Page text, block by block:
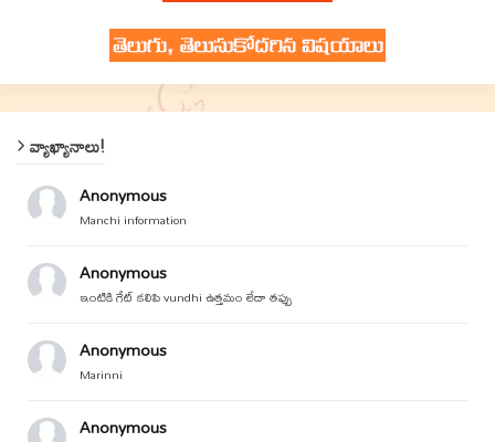
వ్యాఖ్యానాలు!
Anonymous
Manchi information
Anonymous
ఇంటికి గేట్ కలిపి vundhi ఉత్తమం లేదా తప్పు
Anonymous
Marinni
Anonymous